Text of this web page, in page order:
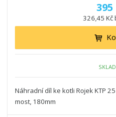
395
326,45 Kč
Náhradní díl ke kotli Rojek KTP
most, 180mm